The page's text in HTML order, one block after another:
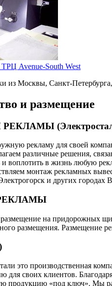
Avenue-South West
из Москвы, Санкт-
и размещение
рекламу для своей
различные решения,
и воплотить в жизнь любую
монтаж рекламных
и других городах
на придорожных
размещения. Размещение
это производственная
для своих клиентов.
продукцию «под ключ». Мы